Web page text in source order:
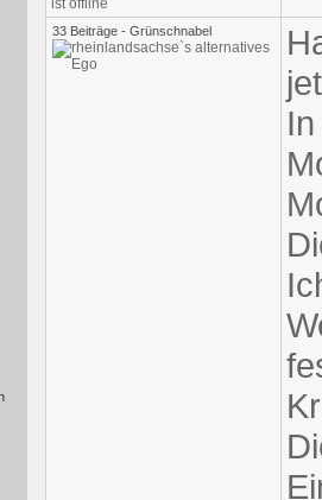
33 Beiträge - Grünschnabel